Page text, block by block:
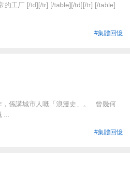
的工厂 [/td][/tr] [/table][/td][/tr] [/table]
#集體回憶
，係講城市人嘅「浪漫史」。 曾幾何
#集體回憶